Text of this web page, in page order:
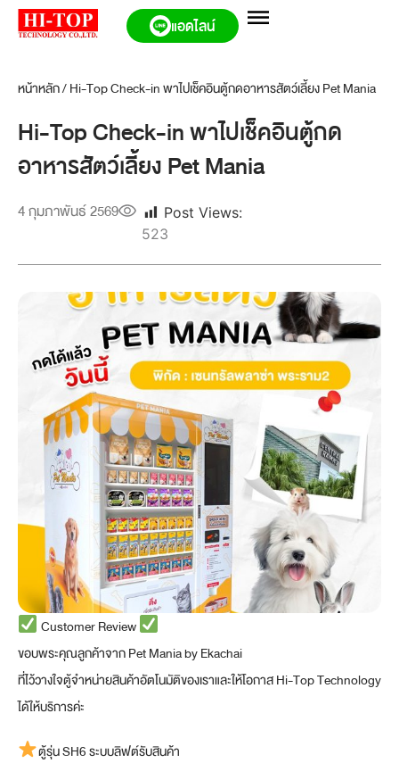
แอดไลน์
หน้าหลัก/Hi-Top Check-in พาไปเช็คอินตู้กดอาหารสัตว์เลี้ยง Pet Mania
Hi-Top Check-in พาไปเช็คอินตู้กด
อาหารสัตว์เลี้ยง Pet Mania
4 กุมภาพันธ์ 2569
Post Views:
523
Customer Review
ขอบพระคุณลูกค้าจาก Pet Mania by Ekachai
ที่ไว้วางใจตู้จำหน่ายสินค้าอัตโนมัติของเราและให้โอกาส Hi-Top Technology
ได้ให้บริการค่ะ
ตู้รุ่น SH6 ระบบลิฟต์รับสินค้า